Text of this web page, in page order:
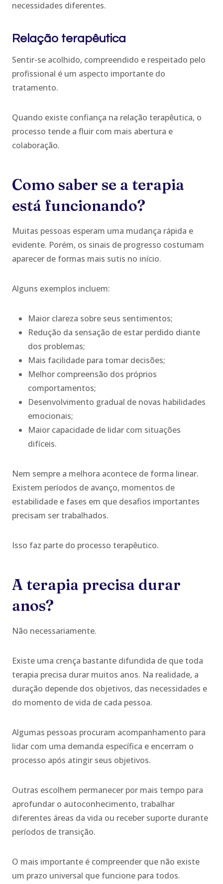
necessidades diferentes.
Relação terapêutica
Sentir-se acolhido, compreendido e respeitado pelo
profissional é um aspecto importante do
tratamento.
Quando existe confiança na relação terapêutica, o
processo tende a fluir com mais abertura e
colaboração.
Como saber se a terapia
está funcionando?
Muitas pessoas esperam uma mudança rápida e
evidente. Porém, os sinais de progresso costumam
aparecer de formas mais sutis no início.
Alguns exemplos incluem:
Maior clareza sobre seus sentimentos;
Redução da sensação de estar perdido diante
dos problemas;
Mais facilidade para tomar decisões;
Melhor compreensão dos próprios
comportamentos;
Desenvolvimento gradual de novas habilidades
emocionais;
Maior capacidade de lidar com situações
difíceis.
Nem sempre a melhora acontece de forma linear.
Existem períodos de avanço, momentos de
estabilidade e fases em que desafios importantes
precisam ser trabalhados.
Isso faz parte do processo terapêutico.
A terapia precisa durar
anos?
Não necessariamente.
Existe uma crença bastante difundida de que toda
terapia precisa durar muitos anos. Na realidade, a
duração depende dos objetivos, das necessidades e
do momento de vida de cada pessoa.
Algumas pessoas procuram acompanhamento para
lidar com uma demanda específica e encerram o
processo após atingir seus objetivos.
Outras escolhem permanecer por mais tempo para
aprofundar o autoconhecimento, trabalhar
diferentes áreas da vida ou receber suporte durante
períodos de transição.
O mais importante é compreender que não existe
um prazo universal que funcione para todos.